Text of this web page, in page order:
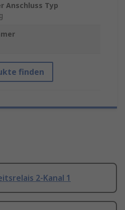
Anschluss Typ
finden
2-Kanal 1